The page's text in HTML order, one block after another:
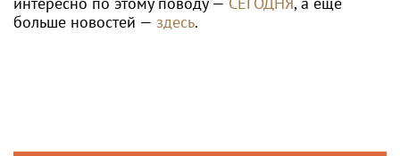
больше новостей — здесь.